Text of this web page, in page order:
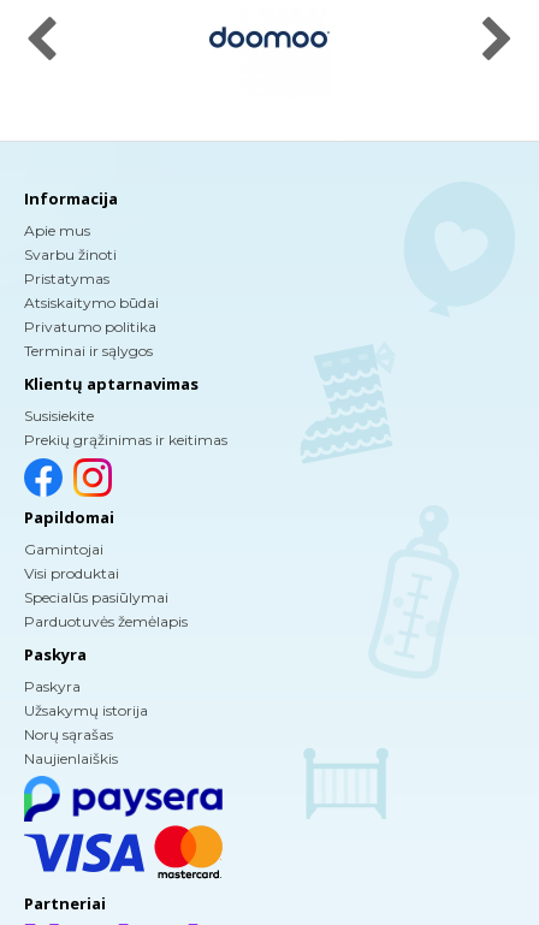
Informacija
Apie mus
Svarbu žinoti
Pristatymas
Atsiskaitymo būdai
Privatumo politika
Terminai ir sąlygos
Klientų aptarnavimas
Susisiekite
Prekių grąžinimas ir keitimas
Papildomai
Gamintojai
Visi produktai
Specialūs pasiūlymai
Parduotuvės žemėlapis
Paskyra
Paskyra
Užsakymų istorija
Norų sąrašas
Naujienlaiškis
Partneriai